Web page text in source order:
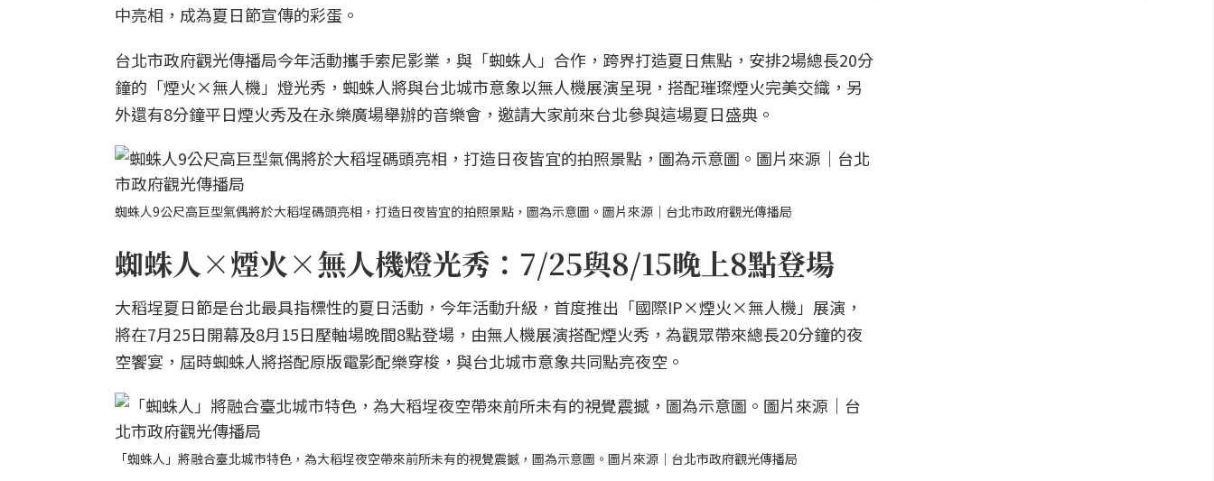
中亮相，成為夏日節宣傳的彩蛋。
台北市政府觀光傳播局今年活動攜手索尼影業，與「蜘蛛人」合作，跨界打造夏日焦點，安排2場總長20分
鐘的「煙火×無人機」燈光秀，蜘蛛人將與台北城市意象以無人機展演呈現，搭配璀璨煙火完美交織，另
外還有8分鐘平日煙火秀及在永樂廣場舉辦的音樂會，邀請大家前來台北參與這場夏日盛典。
蜘蛛人9公尺高巨型氣偶將於大稻埕碼頭亮相，打造日夜皆宜的拍照景點，圖為示意圖。圖片來源｜台北市政府觀光傳播局
蜘蛛人×煙火×無人機燈光秀：7/25與8/15晚上8點登場
大稻埕夏日節是台北最具指標性的夏日活動，今年活動升級，首度推出「國際IP×煙火×無人機」展演，
將在7月25日開幕及8月15日壓軸場晚間8點登場，由無人機展演搭配煙火秀，為觀眾帶來總長20分鐘的夜
空饗宴，屆時蜘蛛人將搭配原版電影配樂穿梭，與台北城市意象共同點亮夜空。
「蜘蛛人」將融合臺北城市特色，為大稻埕夜空帶來前所未有的視覺震撼，圖為示意圖。圖片來源｜台北市政府觀光傳播局